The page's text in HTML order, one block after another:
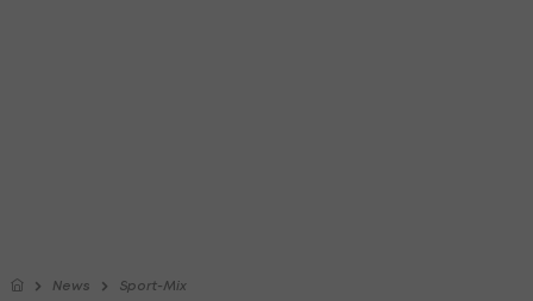
News Sport-Mix